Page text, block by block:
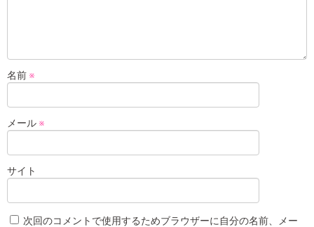
名前 ※
メール ※
サイト
次回のコメントで使用するためブラウザーに自分の名前、メー